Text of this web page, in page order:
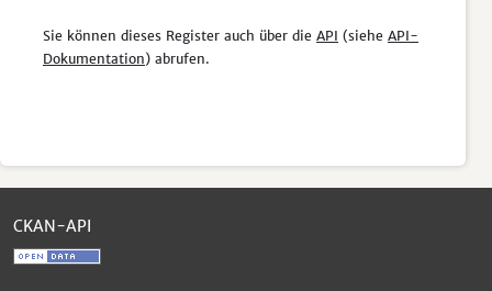
Sie können dieses Register auch über die API (siehe API-
Dokumentation) abrufen.
CKAN-API